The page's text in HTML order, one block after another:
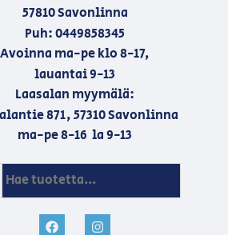
57810 Savonlinna
Puh: 0449858345
Avoinna ma-pe klo 8-17,
lauantai 9-13
Laasalan myymälä:
871, 57310 Savonlinna
ma-pe 8-16 la 9-13